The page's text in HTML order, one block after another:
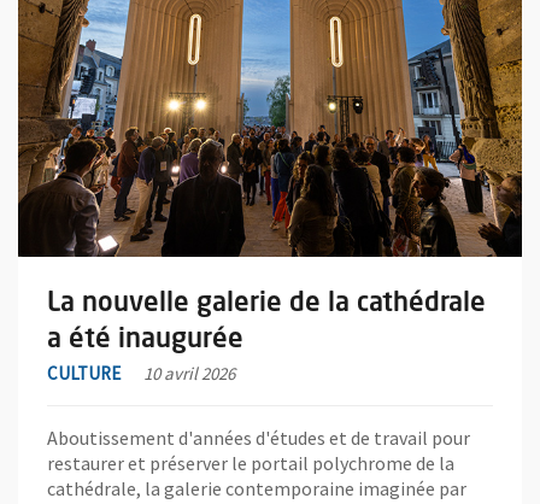
La nouvelle galerie de la cathédrale
a été inaugurée
CULTURE 10 avril 2026
Aboutissement d'années d'études et de travail pour
restaurer et préserver le portail polychrome de la
cathédrale, la galerie contemporaine imaginée par